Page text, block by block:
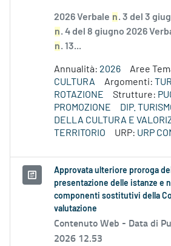
2026 Verbale n. 3 del 3
n. 4 del 8 giugno 2026
n. 13...
Annualità: 2026 Aree
CULTURA
Argomenti:
ROTAZIONE
Strutture:
PROMOZIONE
DIP.
DELLA CULTURA E
TERRITORIO
URP: URP
Approvata ulteriore proroga
presentazione delle istanze e
componenti sostitutivi della
valutazione
Contenuto Web - Data di
2026 12.53